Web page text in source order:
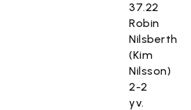
37.22
Robin
Nilsberth
(Kim
Nilsson)
2-2
yv.